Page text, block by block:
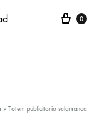
Carro
0
» Totem publicitario salamanca